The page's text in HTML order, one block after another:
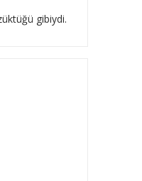
gibiydi.